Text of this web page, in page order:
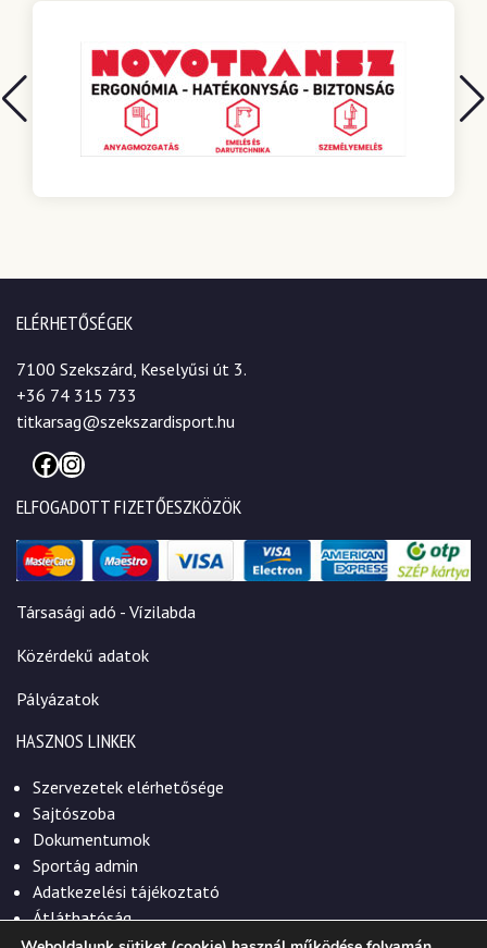
ELÉRHETŐSÉGEK
7100 Szekszárd, Keselyűsi út 3.
+36 74 315 733
titkarsag@szekszardisport.hu
Facebook
Instagram
ELFOGADOTT FIZETŐESZKÖZÖK
Társasági adó - Vízilabda
Közérdekű adatok
Pályázatok
HASZNOS LINKEK
Szervezetek elérhetősége
Sajtószoba
Dokumentumok
Sportág admin
Adatkezelési tájékoztató
Átláthatóság